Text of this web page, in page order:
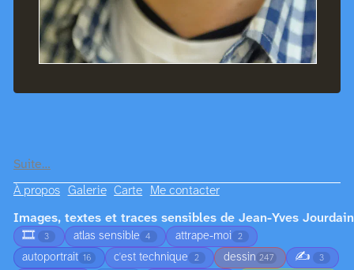
Suite…
À propos Galerie Carte Me contacter
Images, textes et traces sensibles de Jean-Yves Jourdain
🎞️
3 atlas sensible 4 attrape-moi 2
autoportrait 16 c'est technique 2 dessin 247 ✍️ 3